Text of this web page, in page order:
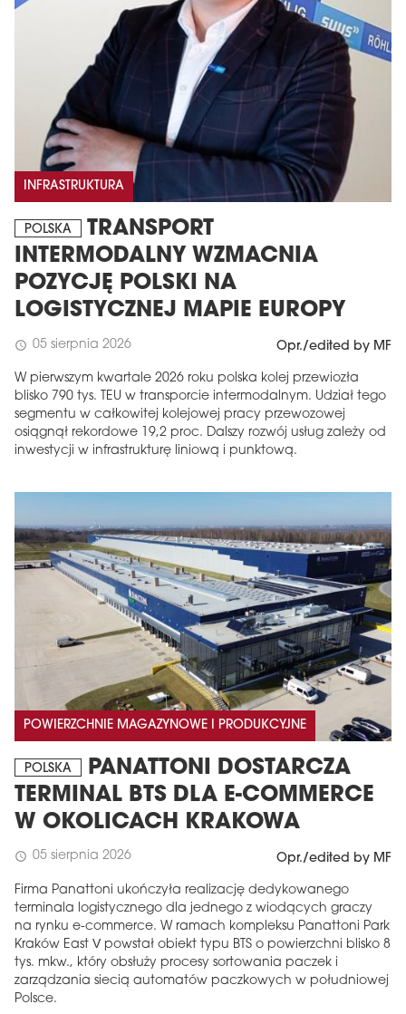
INFRASTRUKTURA
POLSKA
TRANSPORT
INTERMODALNY WZMACNIA
POZYCJĘ POLSKI NA
LOGISTYCZNEJ MAPIE EUROPY
schedule 05 sierpnia 2026 Opr./edited by MF
W pierwszym kwartale 2026 roku polska kolej przewiozła
blisko 790 tys. TEU w transporcie intermodalnym. Udział tego
segmentu w całkowitej kolejowej pracy przewozowej
osiągnął rekordowe 19,2 proc. Dalszy rozwój usług zależy od
inwestycji w infrastrukturę liniową i punktową.
POWIERZCHNIE MAGAZYNOWE I PRODUKCYJNE
POLSKA
PANATTONI DOSTARCZA
TERMINAL BTS DLA E-COMMERCE
W OKOLICACH KRAKOWA
schedule 05 sierpnia 2026 Opr./edited by MF
Firma Panattoni ukończyła realizację dedykowanego
terminala logistycznego dla jednego z wiodących graczy
na rynku e-commerce. W ramach kompleksu Panattoni Park
Kraków East V powstał obiekt typu BTS o powierzchni blisko 8
tys. mkw., który obsłuży procesy sortowania paczek i
zarządzania siecią automatów paczkowych w południowej
Polsce.